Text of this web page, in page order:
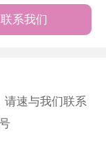
联系我们
请速与我们联系